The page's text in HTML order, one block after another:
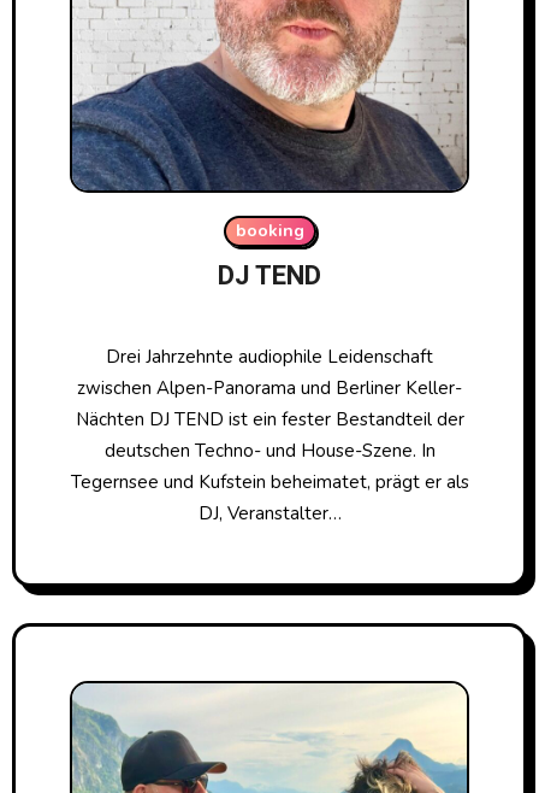
booking
DJ TEND
Drei Jahrzehnte audiophile Leidenschaft
zwischen Alpen-Panorama und Berliner Keller-
Nächten DJ TEND ist ein fester Bestandteil der
deutschen Techno- und House-Szene. In
Tegernsee und Kufstein beheimatet, prägt er als
DJ, Veranstalter…